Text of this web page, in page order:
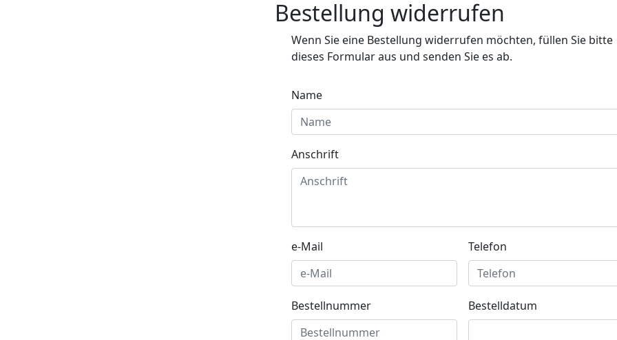
Bestellung widerrufen
Wenn Sie eine Bestellung widerrufen möchten, füllen Sie bitte
dieses Formular aus und senden Sie es ab.
Name
Anschrift
e-Mail Telefon
Bestellnummer Bestelldatum